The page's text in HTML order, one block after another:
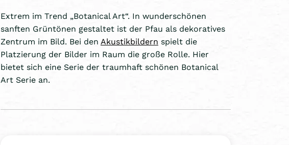
Extrem im Trend „Botanical Art“. In wunderschönen
sanften Grüntönen gestaltet ist der Pfau als dekoratives
Zentrum im Bild. Bei den Akustikbildern spielt die
Platzierung der Bilder im Raum die große Rolle. Hier
bietet sich eine Serie der traumhaft schönen Botanical
Art Serie an.